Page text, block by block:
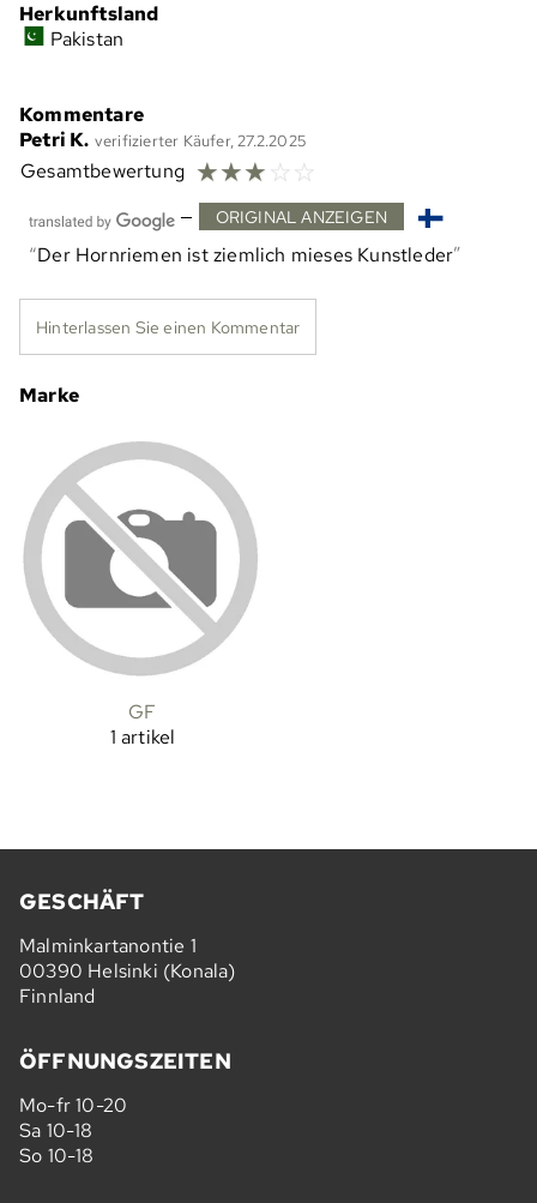
Herkunftsland
Pakistan
Kommentare
Petri K. verifizierter Käufer, 27.2.2025
Gesamtbewertung ☆☆☆☆ ☆
— ORIGINAL ANZEIGEN
Der Hornriemen ist ziemlich mieses Kunstleder
Hinterlassen Sie einen Kommentar
Marke
GF
1 artikel
GESCHÄFT
Malminkartanontie 1
00390 Helsinki (Konala)
Finnland
ÖFFNUNGSZEITEN
Mo-fr 10-20
Sa 10-18
So 10-18